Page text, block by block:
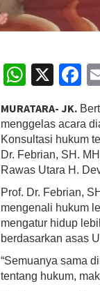
e
r
k
a
n
K
o
n
s
u
l
t
a
s
H
u
W
at
sA
p
p
X
ce
b
o
o
k
MURATARA- JK.
menggelas acara
Konsultasi hukum
Dr. Febrian, SH.
Rawas Utara H.
Prof. Dr. Febrian,
mengenali hukum
mengatur hidup
berdasarkan asas
“Semuanya sama
tentang hukum,